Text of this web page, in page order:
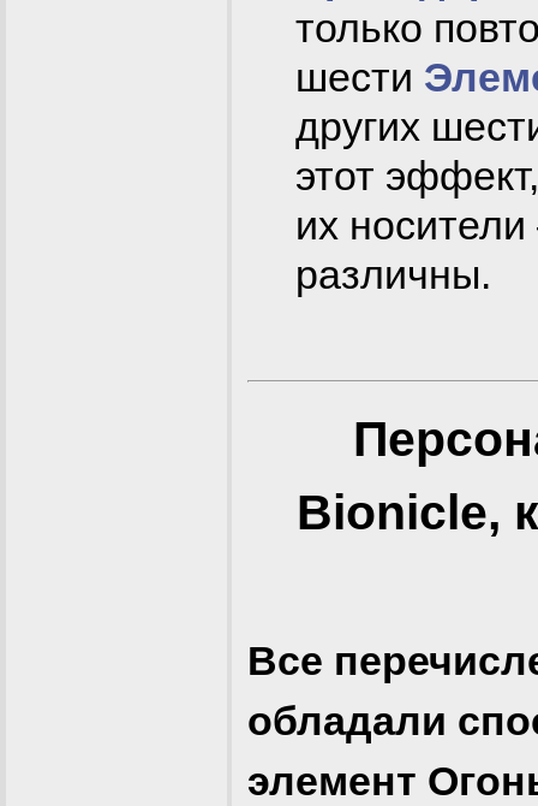
только
шести
других
этот
их
различны.
Bionicle,
Все
обладали
элемент